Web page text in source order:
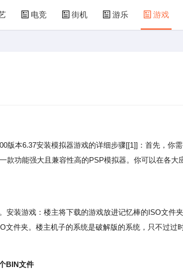
电竞 街机 游乐 游戏
本6.37安装模拟器游戏的详细步骤[[1]]：首先，你
款功能强大且兼容性高的PSP模拟器。你可以在各大
装游戏：楼主将下载的游戏放进记忆棒的ISO文件
文件夹。楼主机子的系统是破解版的系统，只不过过
BIN文件